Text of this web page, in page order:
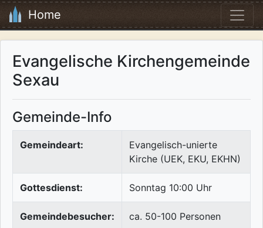
Home
Evangelische Kirchengemeinde
Sexau
Gemeinde-Info
Gemeindeart:
Evangelisch-unierte
Kirche (UEK, EKU, EKHN)
Gottesdienst: Sonntag 10:00 Uhr
Gemeindebesucher: ca. 50-100 Personen